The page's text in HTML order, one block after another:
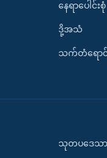
နေရာပေါင်း
ဒို့အသံ
သက်တံရော
သုတပဒေသာ